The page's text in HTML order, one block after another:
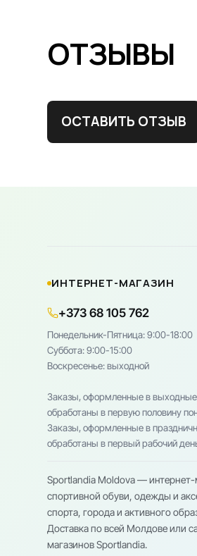
ОТЗЫВЫ
ОСТАВИТЬ ОТЗЫВ
ИНТЕРНЕТ-МАГАЗИН
+373 68 105 762
Понедельник-Пятница: 9:00-18:00
Cуббота: 9:00-15:00
Воскресенье: выходной
Заказы, оформленные в выходные
обработаны в первую половину
Заказы, оформленные в
обработаны в первый рабочий
Sportlandia Moldova — интернет-
спортивной обуви, одежды и
спорта, города и активного
Доставка по всей Молдове или
магазинов Sportlandia.